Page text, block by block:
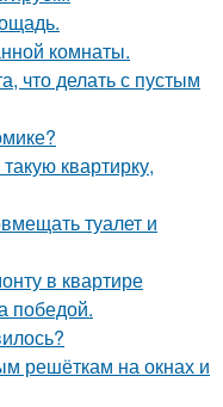
комнаты.
что делать с пустым
квартирку,
туалет и
в квартире
победой.
решёткам на окнах и